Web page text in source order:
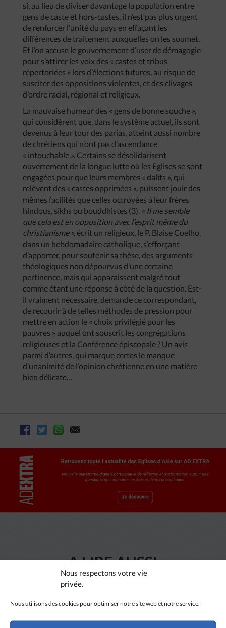
Nous respectons votre vie
privée.
Nous utilisons des cookies pour optimiser notre site web et notre service.
si, au lieu de diviser davantage la population entre
gens de caste et hors-castes, il n’est pas plus urgent
de renforcer l’unité du pays en effaçant les
différences de traitement auxquelles on les soumet.
Et l’on accuse le gouvernement d’user de démagogie
pour s’attirer les voix des « castes et tribus
répertoriées » lors d’élections futures, au risque de
susciter des oppositions violentes, et des clivages
d’ordre racial, régional et religieux.
La mauvaise humeur des « gens de bonne souche »,
qui considèrent que, dans le système actuel, ils sont
devenus à leur tour des parias, atteint aussi nombre
de chrétiens qui n’ont pas d’ascendance
« intouchable ». Certains se désolidarisent
ouvertement de la longue lutte où les Eglises se sont
engagées pour que leurs membres « dalits », qui
relèvent des « castes opprimées », puissent jouir des
mêmes facilités que celles octroyées à leur frères
hindous, sikhs ou bouddhistes (3). « Il me semble
que cela est en opposition avec l’esprit même du
christianisme », écrit un religieux, le P. Blaise Coelho,
dans un hebdomadaire catholique, s’efforçant
d’apporter, pour soutenir sa thèse, des arguments
théologiques non dépourvus d’une certaine
pertinence, mais qui apparaissent malgré tout
comme étant une réponse à côté de la question. Est-
il vraiment nécessaire, demande ce correspondant,
de recourir à de telles méthodes de pression pour
mettre en action le « choix privilégié pour les
pauvres » auquel ont souscrit les congrégations
religieuses et la Conférence épiscopale ? Un avis
parmi d’autres, qui marque certes le manque
d’unanimité de l’opinion chrétienne en une matière
bien délicate…
A LIRE AUSSI